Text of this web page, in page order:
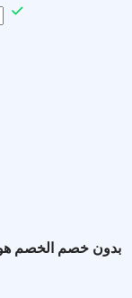
بدون خصم الخصم